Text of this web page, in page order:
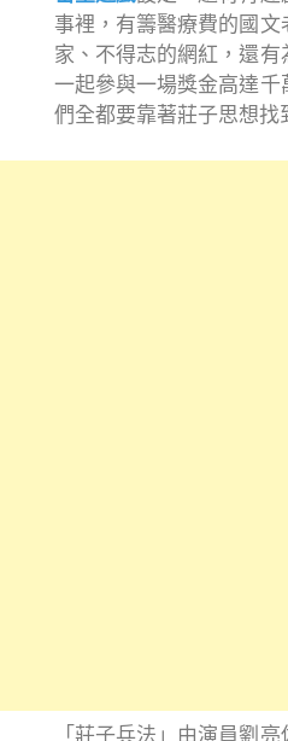
事裡，有籌醫療費的國
家、不得志的網紅，還有
一起參與一場獎金高達千
們全都要靠著莊子思想找
「莊子兵法」由演員劉